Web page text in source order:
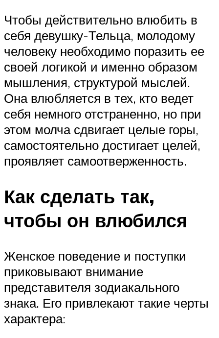
Чтобы действительно влюбить в
себя девушку-Тельца, молодому
человеку необходимо поразить ее
своей логикой и именно образом
мышления, структурой мыслей.
Она влюбляется в тех, кто ведет
себя немного отстраненно, но при
этом молча сдвигает целые горы,
самостоятельно достигает целей,
проявляет самоотверженность.
Как сделать так,
чтобы он влюбился
Женское поведение и поступки
приковывают внимание
представителя зодиакального
знака. Его привлекают такие черты
характера: